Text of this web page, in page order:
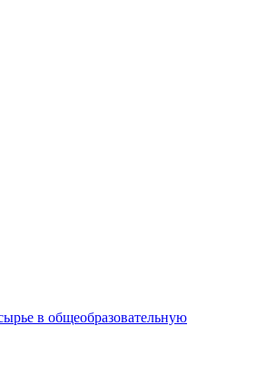
в общеобразовательную